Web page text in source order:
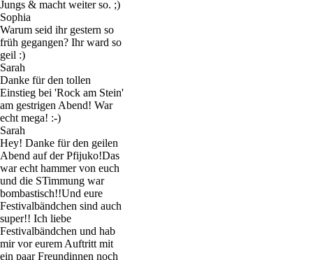
Jungs & macht weiter so. ;)
Sophia
Warum seid ihr gestern so
früh gegangen? Ihr ward so
geil :)
Sarah
Danke für den tollen
Einstieg bei 'Rock am Stein'
am gestrigen Abend! War
echt mega! :-)
Sarah
Hey! Danke für den geilen
Abend auf der Pfijuko!Das
war echt hammer von euch
und die STimmung war
bombastisch!!Und eure
Festivalbändchen sind auch
super!! Ich liebe
Festivalbändchen und hab
mir vor eurem Auftritt mit
ein paar Freundinnen noch